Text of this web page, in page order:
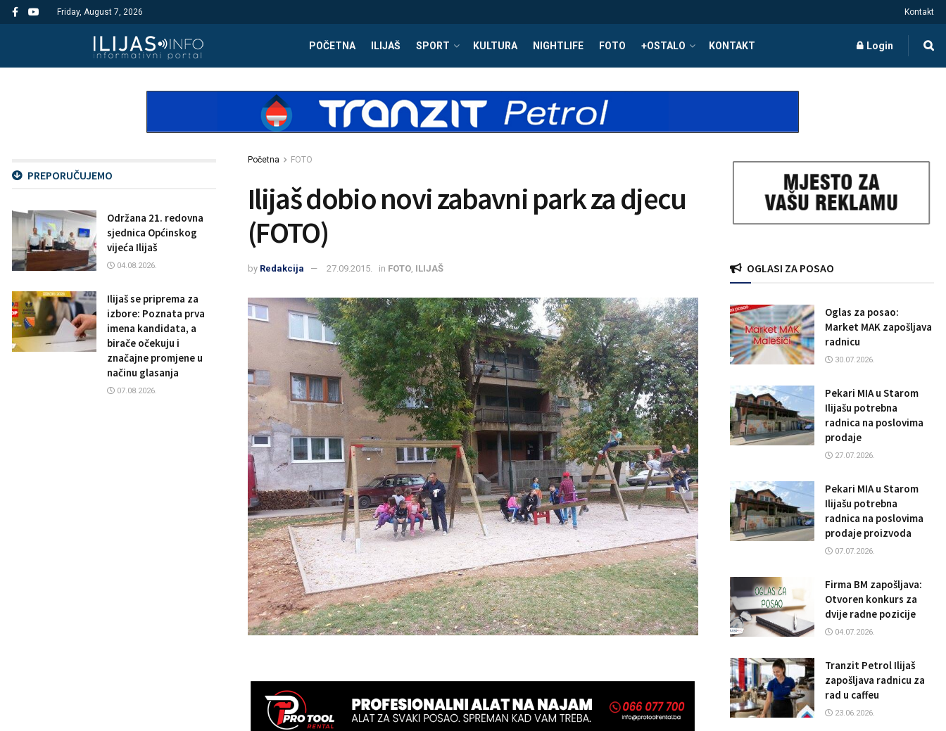
Friday, August 7, 2026 Kontakt
POČETNA ILIJAŠ SPORT KULTURA NIGHTLIFE FOTO +OSTALO KONTAKT Login
Početna FOTO
Ilijaš dobio novi zabavni park za djecu
(FOTO)
by Redakcija 27.09.2015. in FOTO ILIJAŠ
PREPORUČUJEMO
Održana 21. redovna
sjednica Općinskog
vijeća Ilijaš
04.08.2026.
Ilijaš se priprema za
izbore: Poznata prva
imena kandidata, a
birače očekuju i
značajne promjene u
načinu glasanja
07.08.2026.
OGLASI ZA POSAO
Oglas za posao:
Market MAK zapošljava
radnicu
30.07.2026.
Pekari MIA u Starom
Ilijašu potrebna
radnica na poslovima
prodaje
27.07.2026.
Pekari MIA u Starom
Ilijašu potrebna
radnica na poslovima
prodaje proizvoda
07.07.2026.
Firma BM zapošljava:
Otvoren konkurs za
dvije radne pozicije
04.07.2026.
Tranzit Petrol Ilijaš
zapošljava radnicu za
rad u caffeu
23.06.2026.